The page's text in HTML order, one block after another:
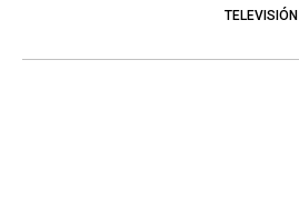
TELEVISIÓN